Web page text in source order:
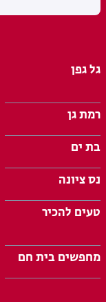
גל גפן
רמת גן
בת ים
נס ציונה
טעים להכיר
מחפשים בית חם